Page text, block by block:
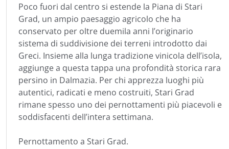
Poco fuori dal centro si estende la Piana di Stari
Grad, un ampio paesaggio agricolo che ha
conservato per oltre duemila anni l’originario
sistema di suddivisione dei terreni introdotto dai
Greci. Insieme alla lunga tradizione vinicola dell’isola,
aggiunge a questa tappa una profondità storica rara
persino in Dalmazia. Per chi apprezza luoghi più
autentici, radicati e meno costruiti, Stari Grad
rimane spesso uno dei pernottamenti più piacevoli e
soddisfacenti dell’intera settimana.
Pernottamento a Stari Grad.